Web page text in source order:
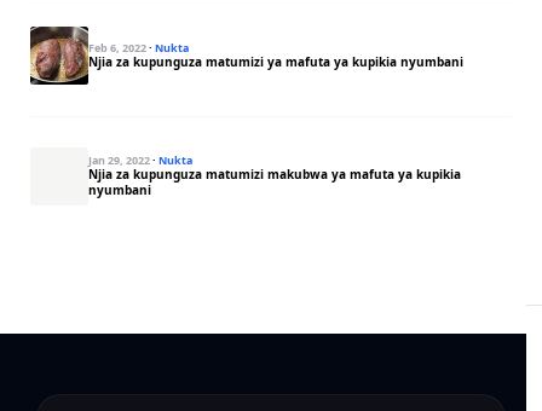
Feb 6, 2022· Nukta
Njia za kupunguza matumizi ya mafuta ya kupikia nyumbani
Jan 29, 2022· Nukta
Njia za kupunguza matumizi makubwa ya mafuta ya kupikia
nyumbani